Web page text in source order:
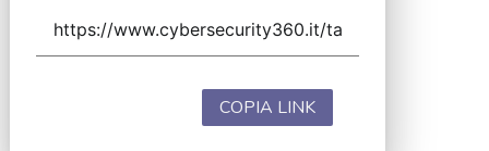
COPIA LINK